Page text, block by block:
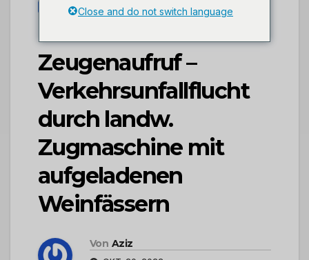
UNCATEGORIZED
POL-PIAZ:
Zeugenaufruf –
Verkehrsunfallflucht
durch landw.
Zugmaschine mit
aufgeladenen
Weinfässern
Von Aziz
Close and do not switch language